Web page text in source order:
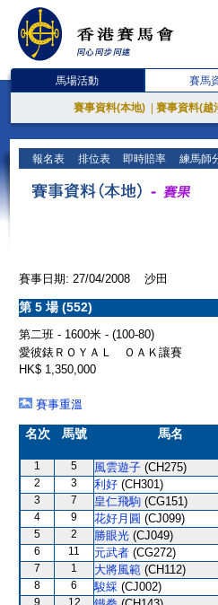
馬場活動 賽馬
賽事資料(本地) 賽事資料(越
報名表 排位表 即時賠率 練馬師
賽事日期: 27/04/2008 沙田
第 5 場 (552)
第二班 - 1600米 - (100-80)
愛彼錶ＲＯＹＡＬ ＯＡＫ讓賽
HK$ 1,350,000
賽事重溫
名次 馬號 馬名
1 5 風雲遊子 (CH275)
2 3 利好 (CH301)
3 7 皇仁飛駒 (CG151)
4 9 花好月圓 (CJ099)
5 2 勝眼光 (CJ049)
6 11 元武者 (CG272)
7 1 大將風範 (CH112)
8 6 駿綵 (CJ002)
9 12